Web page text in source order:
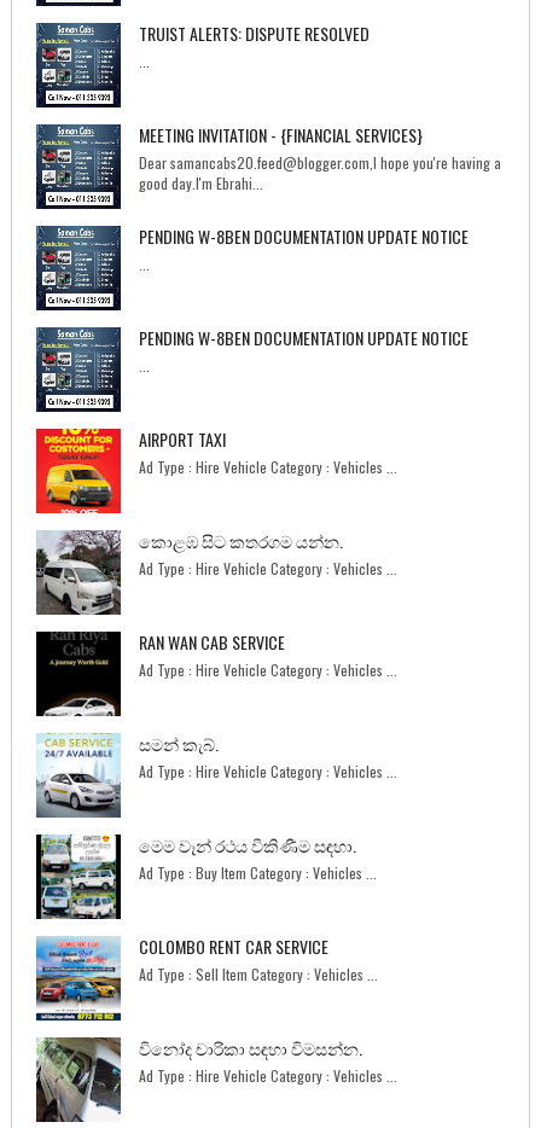
TRUIST ALERTS: DISPUTE RESOLVED
MEETING INVITATION - {FINANCIAL SERVICES}
Dear samancabs20.feed@blogger.com,I hope you're having a
good day.I'm Ebrahi...
PENDING W-8BEN DOCUMENTATION UPDATE NOTICE
PENDING W-8BEN DOCUMENTATION UPDATE NOTICE
AIRPORT TAXI
Ad Type : Hire Vehicle Category : Vehicles ...
කොළඹ සිට කතරගම යන්න.
Ad Type : Hire Vehicle Category : Vehicles ...
RAN WAN CAB SERVICE
Ad Type : Hire Vehicle Category : Vehicles ...
සමන් කැබ්.
Ad Type : Hire Vehicle Category : Vehicles ...
මෙම වෑන් රථය විකිණීම සඳහා.
Ad Type : Buy Item Category : Vehicles ...
COLOMBO RENT CAR SERVICE
Ad Type : Sell Item Category : Vehicles ...
විනෝද චාරිකා සඳහා විමසන්න.
Ad Type : Hire Vehicle Category : Vehicles ...